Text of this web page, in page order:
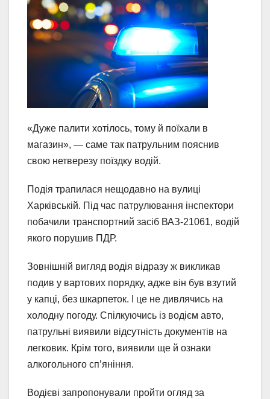
«Дуже палити хотілось, тому й поїхали в
магазин», — саме так патрульним пояснив
свою нетверезу поїздку водій.
Подія трапилася нещодавно на вулиці
Харківській. Під час патрулювання інспектори
побачили транспортний засіб ВАЗ-21061, водій
якого порушив ПДР.
Зовнішній вигляд водія відразу ж викликав
подив у вартових порядку, адже він був взутий
у капці, без шкарпеток. І це не дивлячись на
холодну погоду. Спілкуючись із водієм авто,
патрульні виявили відсутність документів на
легковик. Крім того, виявили ще й ознаки
алкогольного сп’яніння.
Водієві запропонували пройти огляд за